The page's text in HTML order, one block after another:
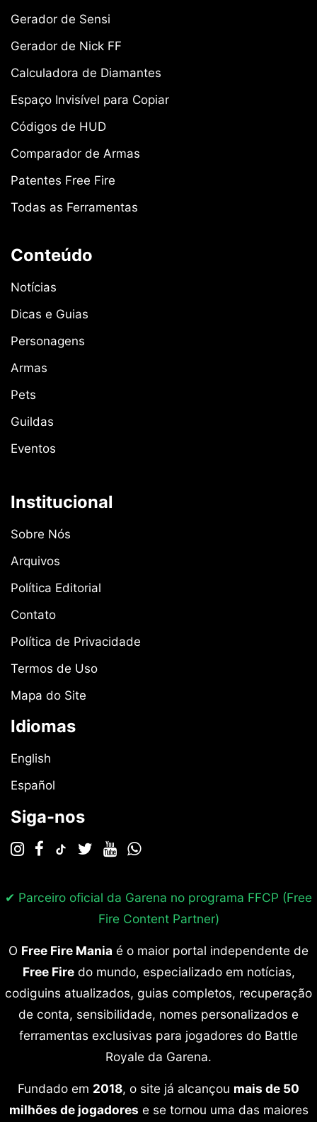
Gerador de Sensi
Gerador de Nick FF
Calculadora de Diamantes
Espaço Invisível para Copiar
Códigos de HUD
Comparador de Armas
Patentes Free Fire
Todas as Ferramentas
Conteúdo
Notícias
Dicas e Guias
Personagens
Armas
Pets
Guildas
Eventos
Institucional
Sobre Nós
Arquivos
Política Editorial
Contato
Política de Privacidade
Termos de Uso
Mapa do Site
Idiomas
English
Español
Siga-nos
✔ Parceiro oficial da Garena no programa FFCP (Free
Fire Content Partner)
O Free Fire Mania é o maior portal independente de
Free Firedo mundo, especializado em notícias,
codiguins atualizados, guias completos, recuperação
de conta, sensibilidade, nomes personalizados e
ferramentas exclusivas para jogadores do Battle
Royale da Garena.
Fundado em 2018, o site já alcançou mais de 50
milhões de jogadores e se tornou uma das maiores